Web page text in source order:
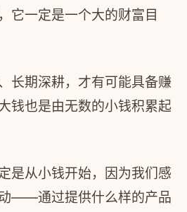
它一定是一个大的财富目
长期深耕，才有可能具备赚
钱也是由无数的小钱积累起
是从小钱开始，因为我们感
——通过提供什么样的产品